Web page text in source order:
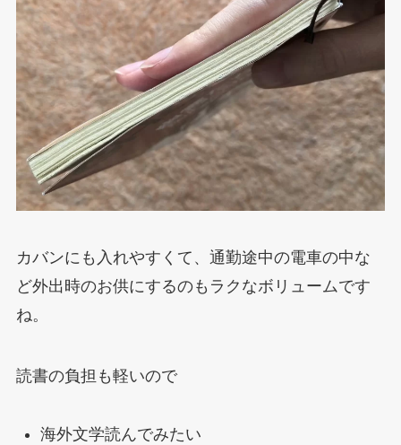
カバンにも入れやすくて、通勤途中の電車の中な
ど外出時のお供にするのもラクなボリュームです
ね。
読書の負担も軽いので
海外文学読んでみたい